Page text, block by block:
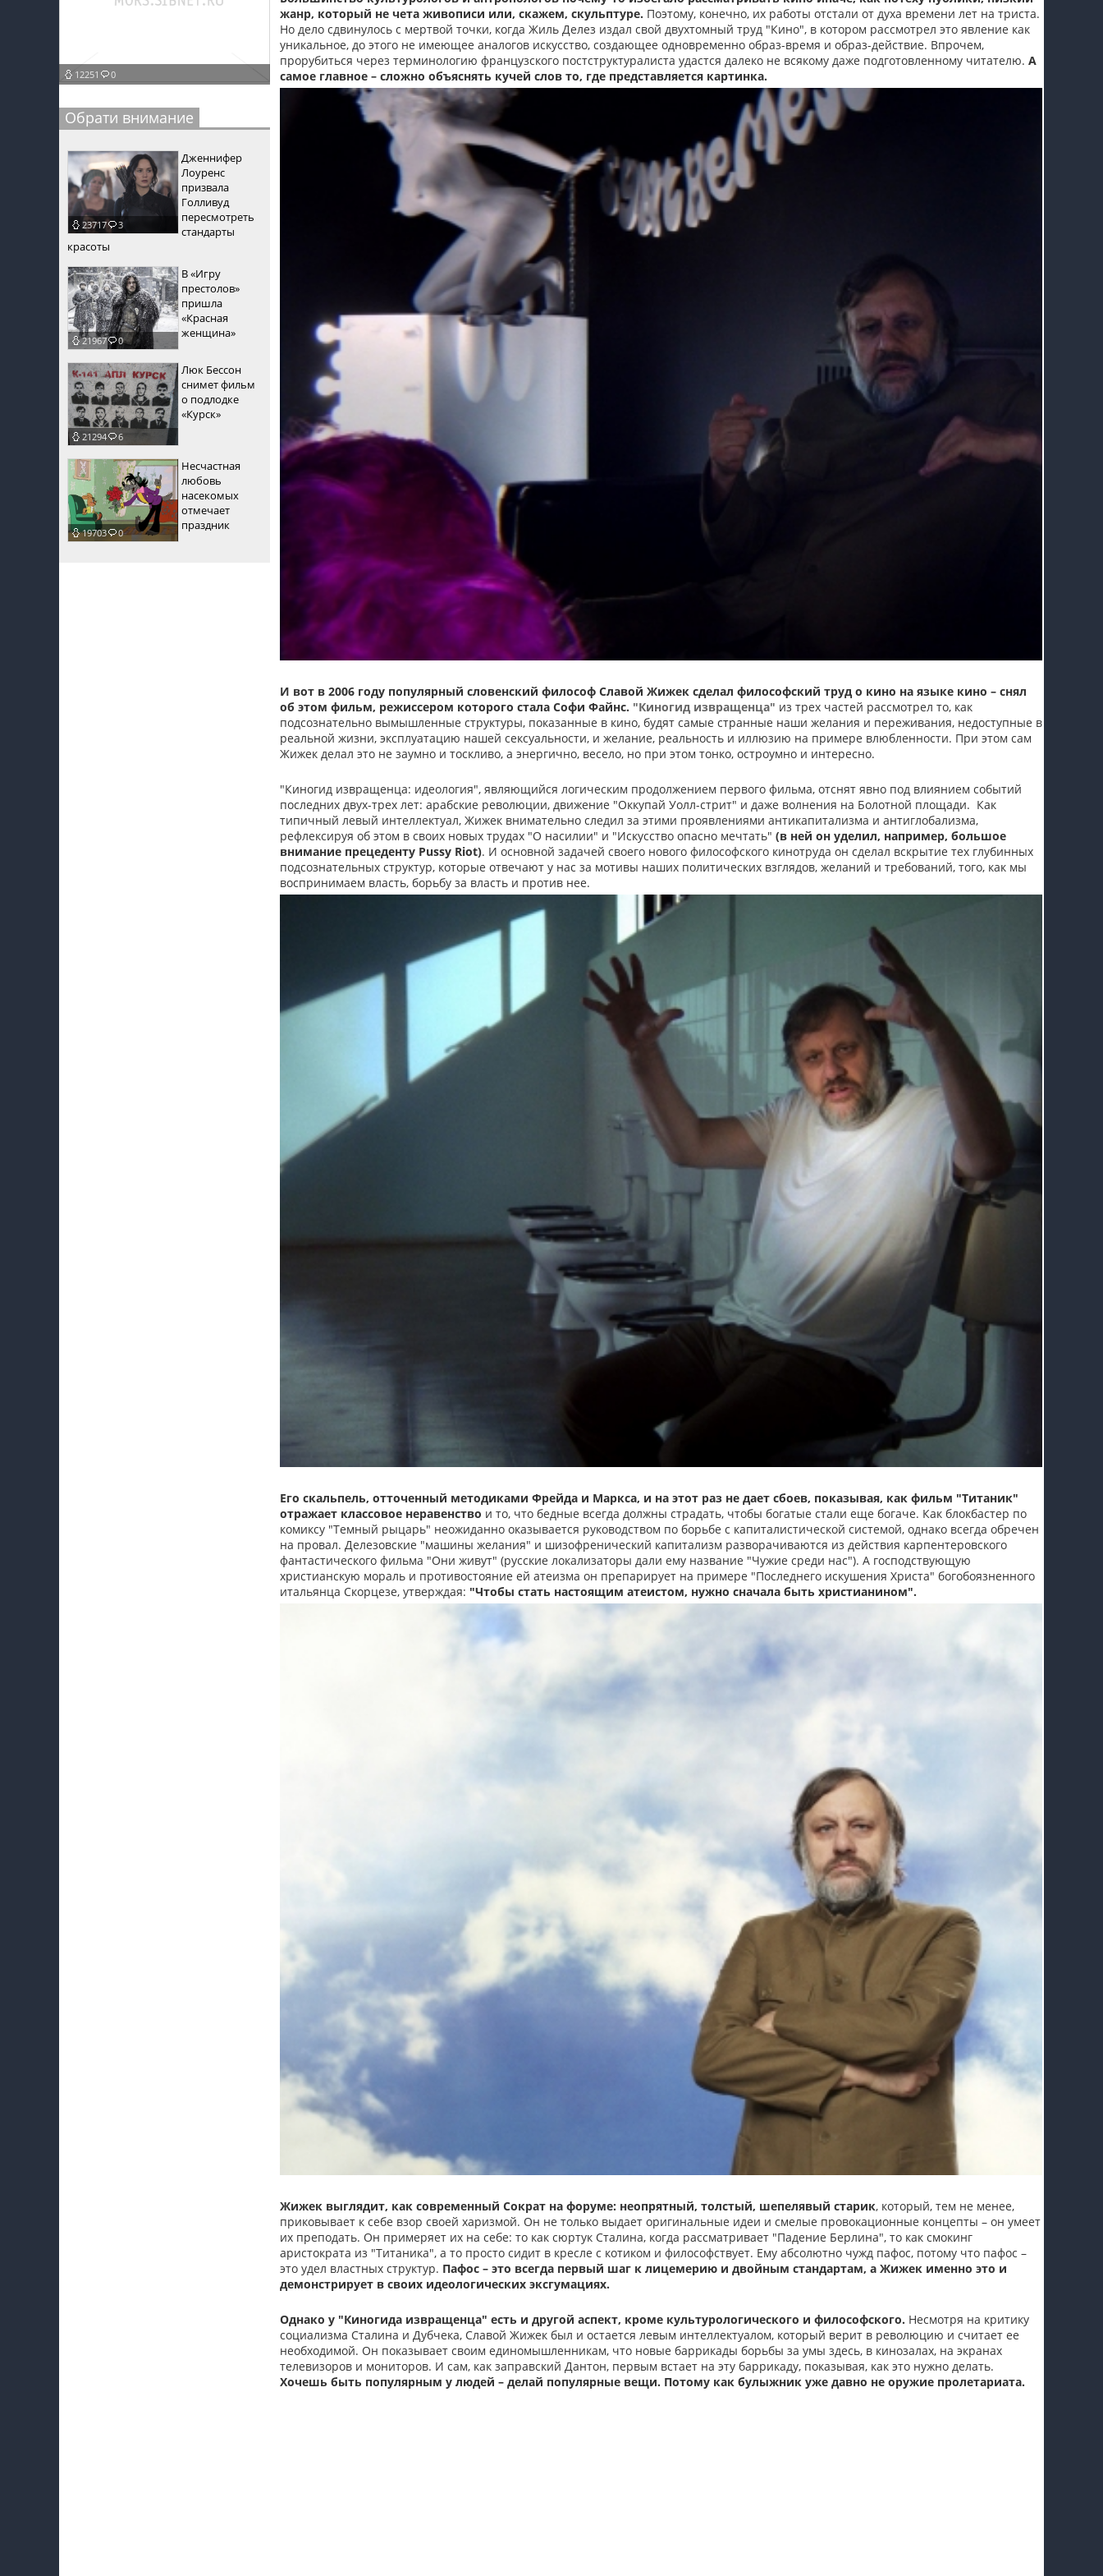
пїЅпїЅпїЅпїЅпїЅпїЅпїЅпїЅпїЅпїЅпїЅ
пїЅпїЅпїЅ
пїЅпїЅпїЅпїЅпїЅпїЅпїЅпїЅпїЅ
пїЅпїЅпїЅ пїЅпїЅпїЅпїЅпїЅпїЅ
пїЅпїЅпїЅпїЅпїЅ
пїЅпїЅпїЅпїЅпїЅпїЅпїЅпїЅпїЅпїЅ
пїЅпїЅпїЅпїЅпїЅпїЅпїЅпїЅпїЅпїЅ
12251 0
Обрати внимание
23717 3
Дженнифер
Лоуренс
призвала
Голливуд
пересмотреть
стандарты
красоты
21967 0
В «Игру
престолов»
пришла
«Красная
женщина»
21294 6
Люк Бессон
снимет фильм
о подлодке
«Курск»
19703 0
Несчастная
любовь
насекомых
отмечает
праздник
жанр, который не чета живописи или, скажем, скульптуре. Поэтому, конечно, их работы отстали от духа времени лет на триста.
Но дело сдвинулось с мертвой точки, когда Жиль Делез издал свой двухтомный труд "Кино", в котором рассмотрел это явление как
уникальное, до этого не имеющее аналогов искусство, создающее одновременно образ-время и образ-действие. Впрочем,
прорубиться через терминологию французского постструктуралиста удастся далеко не всякому даже подготовленному читателю. А
самое главное – сложно объяснять кучей слов то, где представляется картинка.
И вот в 2006 году популярный словенский философ Славой Жижек сделал философский труд о кино на языке кино – снял
об этом фильм, режиссером которого стала Софи Файнс. "Киногид извращенца" из трех частей рассмотрел то, как
подсознательно вымышленные структуры, показанные в кино, будят самые странные наши желания и переживания, недоступные в
реальной жизни, эксплуатацию нашей сексуальности, и желание, реальность и иллюзию на примере влюбленности. При этом сам
Жижек делал это не заумно и тоскливо, а энергично, весело, но при этом тонко, остроумно и интересно.
"Киногид извращенца: идеология", являющийся логическим продолжением первого фильма, отснят явно под влиянием событий
последних двух-трех лет: арабские революции, движение "Оккупай Уолл-стрит" и даже волнения на Болотной площади. Как
типичный левый интеллектуал, Жижек внимательно следил за этими проявлениями антикапитализма и антиглобализма,
рефлексируя об этом в своих новых трудах "О насилии" и "Искусство опасно мечтать" (в ней он уделил, например, большое
внимание прецеденту Pussy Riot). И основной задачей своего нового философского кинотруда он сделал вскрытие тех глубинных
подсознательных структур, которые отвечают у нас за мотивы наших политических взглядов, желаний и требований, того, как мы
воспринимаем власть, борьбу за власть и против нее.
Его скальпель, отточенный методиками Фрейда и Маркса, и на этот раз не дает сбоев, показывая, как фильм "Титаник"
отражает классовое неравенство и то, что бедные всегда должны страдать, чтобы богатые стали еще богаче. Как блокбастер по
комиксу "Темный рыцарь" неожиданно оказывается руководством по борьбе с капиталистической системой, однако всегда обречен
на провал. Делезовские "машины желания" и шизофренический капитализм разворачиваются из действия карпентеровского
фантастического фильма "Они живут" (русские локализаторы дали ему название "Чужие среди нас"). А господствующую
христианскую мораль и противостояние ей атеизма он препарирует на примере "Последнего искушения Христа" богобоязненного
итальянца Скорцезе, утверждая: "Чтобы стать настоящим атеистом, нужно сначала быть христианином".
Жижек выглядит, как современный Сократ на форуме: неопрятный, толстый, шепелявый старик, который, тем не менее,
приковывает к себе взор своей харизмой. Он не только выдает оригинальные идеи и смелые провокационные концепты – он умеет
их преподать. Он примеряет их на себе: то как сюртук Сталина, когда рассматривает "Падение Берлина", то как смокинг
аристократа из "Титаника", а то просто сидит в кресле с котиком и философствует. Ему абсолютно чужд пафос, потому что пафос –
это удел властных структур. Пафос – это всегда первый шаг к лицемерию и двойным стандартам, а Жижек именно это и
демонстрирует в своих идеологических эксгумациях.
Однако у "Киногида извращенца" есть и другой аспект, кроме культурологического и философского. Несмотря на критику
социализма Сталина и Дубчека, Славой Жижек был и остается левым интеллектуалом, который верит в революцию и считает ее
необходимой. Он показывает своим единомышленникам, что новые баррикады борьбы за умы здесь, в кинозалах, на экранах
телевизоров и мониторов. И сам, как заправский Дантон, первым встает на эту баррикаду, показывая, как это нужно делать.
Хочешь быть популярным у людей – делай популярные вещи. Потому как булыжник уже давно не оружие пролетариата.